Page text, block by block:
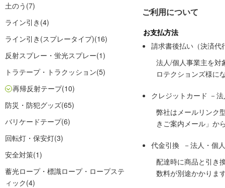
土のう (7)
ライン引き (4)
ライン引き(スプレータイプ)(16)
反射スプレー・蛍光スプレー(1)
トラテープ・トラクッション(5)
再帰反射テープ(10)
防災・防犯グッズ(65)
バリケードテープ(6)
回転灯・保安灯(3)
安全対策(1)
蓄光ロープ・標識ロープ・ロープステ
ィック(4)
ご利用について
お支払方法
請求書後払い（決済代
法人/個人事業主を対
ロテクションズ様に
クレジットカード －
弊社はメールリンク
きご案内メール」か
代金引換 －法人・個
配達時に商品と引き
数料が別途かかりま